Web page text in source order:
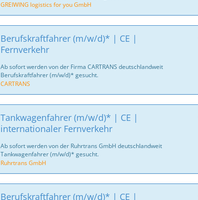
GREIWING logistics for you GmbH
Berufskraftfahrer (m/w/d)* | CE |
Fernverkehr
Ab sofort werden von der Firma CARTRANS deutschlandweit
Berufskraftfahrer (m/w/d)* gesucht.
CARTRANS
Tankwagenfahrer (m/w/d)* | CE |
internationaler Fernverkehr
Ab sofort werden von der Ruhrtrans GmbH deutschlandweit
Tankwagenfahrer (m/w/d)* gesucht.
Ruhrtrans GmbH
Berufskraftfahrer (m/w/d)* | CE |